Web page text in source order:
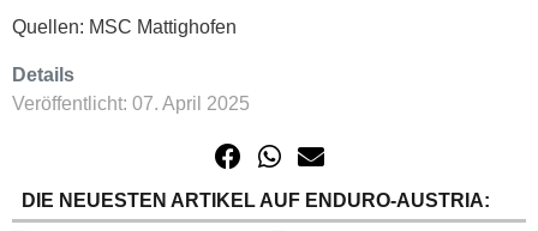
Quellen: MSC Mattighofen
Details
Veröffentlicht: 07. April 2025
DIE NEUESTEN ARTIKEL AUF ENDURO-AUSTRIA: